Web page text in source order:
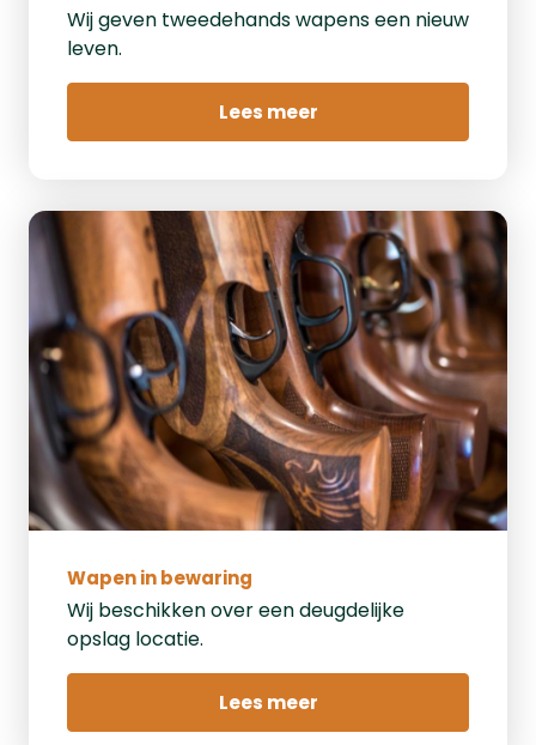
Wij geven tweedehands wapens een nieuw
leven.
Lees meer
Wapen in bewaring
Wij beschikken over een deugdelijke
opslag locatie.
Lees meer